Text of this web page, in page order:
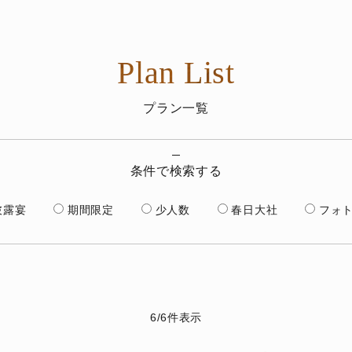
Plan List
プラン一覧
条件で検索する
露宴 期間限定 少人数 春日大社 フォ
6/6件表示